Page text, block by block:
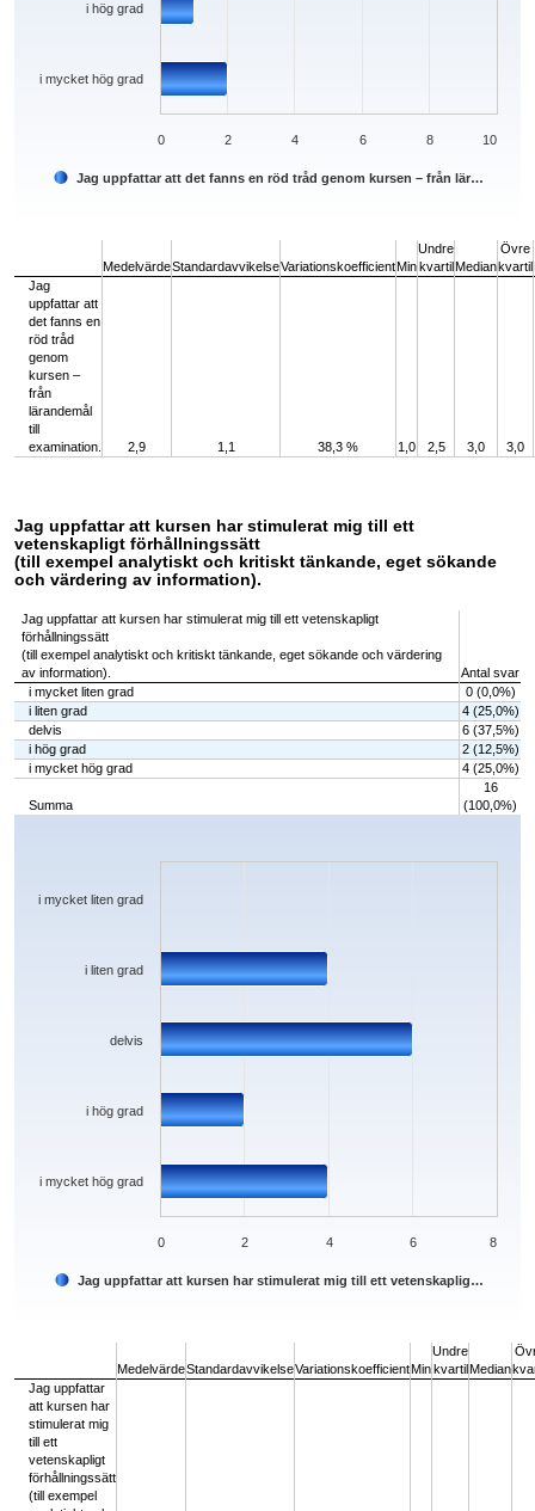
Jag uppfattar att det fanns en röd tråd genom kursen – från lär…
i mycket hög grad
i hög grad
0 2 4 6 8 10
MedelvärdeStandardavvikelseVariationskoefficientMin
Undre
kvartilMedian
Övre
kvartil
Jag
uppfattar att
det fanns en
röd tråd
genom
kursen –
från
lärandemål
till
examination.
2,9 1,1 38,3 % 1,0 2,5 3,0 3,0
Jag uppfattar att kursen har stimulerat mig till ett
vetenskapligt förhållningssätt
(till exempel analytiskt och kritiskt tänkande, eget sökande
och värdering av information).
Jag uppfattar att kursen har stimulerat mig till ett vetenskapligt
förhållningssätt
(till exempel analytiskt och kritiskt tänkande, eget sökande och värdering
av information).
Antal svar
i mycket liten grad
0 (0,0%)
i liten grad
4 (25,0%)
delvis
6 (37,5%)
i hög grad
2 (12,5%)
i mycket hög grad
4 (25,0%)
Summa
16
(100,0%)
Chart
The chart has 1 X axis displaying categories.
Jag uppfattar att kursen har stimulerat mig till ett vetenskaplig…
i mycket hög grad
i hög grad
delvis
i liten grad
i mycket liten grad
0 2 4 6 8
MedelvärdeStandardavvikelseVariationskoefficientMin
Undre
kvartilMedian
Jag uppfattar
att kursen har
stimulerat mig
till ett
vetenskapligt
förhållningssätt
(till exempel